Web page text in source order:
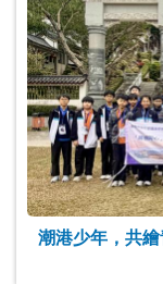
潮港少年，共